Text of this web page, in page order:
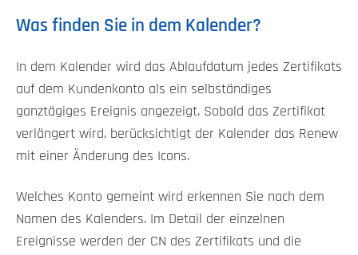
Was finden Sie in dem Kalender?
In dem Kalender wird das Ablaufdatum jedes Zertifikats
auf dem Kundenkonto als ein selbständiges
ganztägiges Ereignis angezeigt. Sobald das Zertifikat
verlängert wird, berücksichtigt der Kalender das Renew
mit einer Änderung des Icons.
Welches Konto gemeint wird erkennen Sie nach dem
Namen des Kalenders. Im Detail der einzelnen
Ereignisse werden der CN des Zertifikats und die